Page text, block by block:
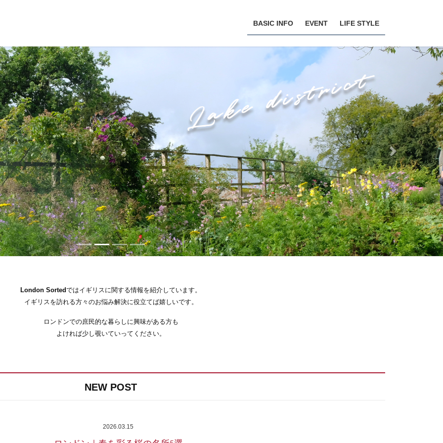
BASIC INFO EVENT LIFE STYLE
Next
London Sortedではイギリスに関する情報を紹介しています。
イギリスを訪れる方々のお悩み解決に役立てば嬉しいです。
ロンドンでの庶民的な暮らしに興味がある方も
よければ少し覗いていってください。
NEW POST
2026.03.15